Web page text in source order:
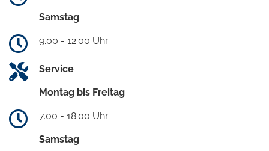
Samstag
9.00 - 12.00 Uhr
Service
Montag bis Freitag
7.00 - 18.00 Uhr
Samstag